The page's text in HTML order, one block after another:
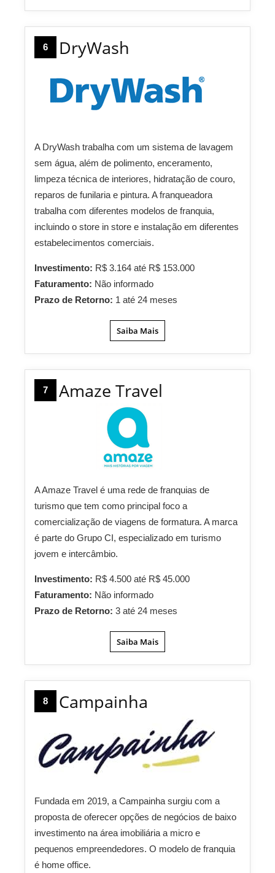
6 DryWash
A DryWash trabalha com um sistema de lavagem
sem água, além de polimento, enceramento,
limpeza técnica de interiores, hidratação de couro,
reparos de funilaria e pintura. A franqueadora
trabalha com diferentes modelos de franquia,
incluindo o store in store e instalação em diferentes
estabelecimentos comerciais.
Investimento: R$ 3.164 até R$ 153.000
Faturamento: Não informado
Prazo de Retorno: 1 até 24 meses
Saiba Mais
7 Amaze Travel
A Amaze Travel é uma rede de franquias de
turismo que tem como principal foco a
comercialização de viagens de formatura. A marca
é parte do Grupo CI, especializado em turismo
jovem e intercâmbio.
Investimento: R$ 4.500 até R$ 45.000
Faturamento: Não informado
Prazo de Retorno: 3 até 24 meses
Saiba Mais
8 Campainha
Fundada em 2019, a Campainha surgiu com a
proposta de oferecer opções de negócios de baixo
investimento na área imobiliária a micro e
pequenos empreendedores. O modelo de franquia
é home office.